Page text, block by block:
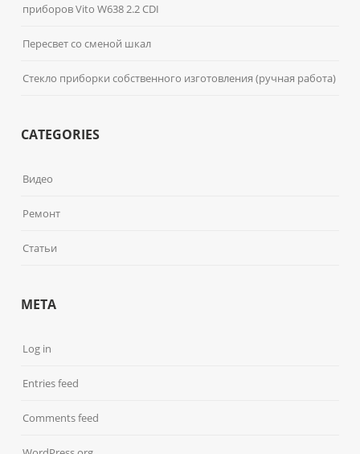
приборов Vito W638 2.2 CDI
Пересвет со сменой шкал
Стекло приборки собственного изготовления (ручная работа)
CATEGORIES
Видео
Ремонт
Статьи
META
Log in
Entries feed
Comments feed